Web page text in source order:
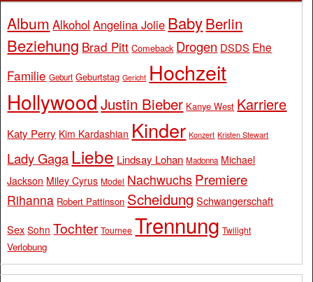
Album Alkohol Angelina Jolie BabyBerlin
Beziehung Brad Pitt Comeback Drogen DSDS Ehe
Familie Geburt Geburtstag Gericht Hochzeit
Hollywood Justin Bieber Kanye West Karriere
Katy Perry Kim Kardashian Kinder Konzert Kristen Stewart
Lady Gaga Liebe Lindsay Lohan Madonna Michael
Jackson Miley Cyrus Model Nachwuchs Premiere
Rihanna Robert Pattinson Scheidung Schwangerschaft
Sex Sohn Tochter Tournee Trennung Twilight
Verlobung